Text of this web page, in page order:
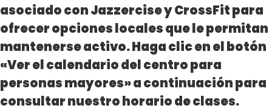
asociado con Jazzercise y CrossFit para
ofrecer opciones locales que le permitan
mantenerse activo. Haga clic en el botón
«Ver el calendario del centro para
personas mayores» a continuación para
consultar nuestro horario de clases.